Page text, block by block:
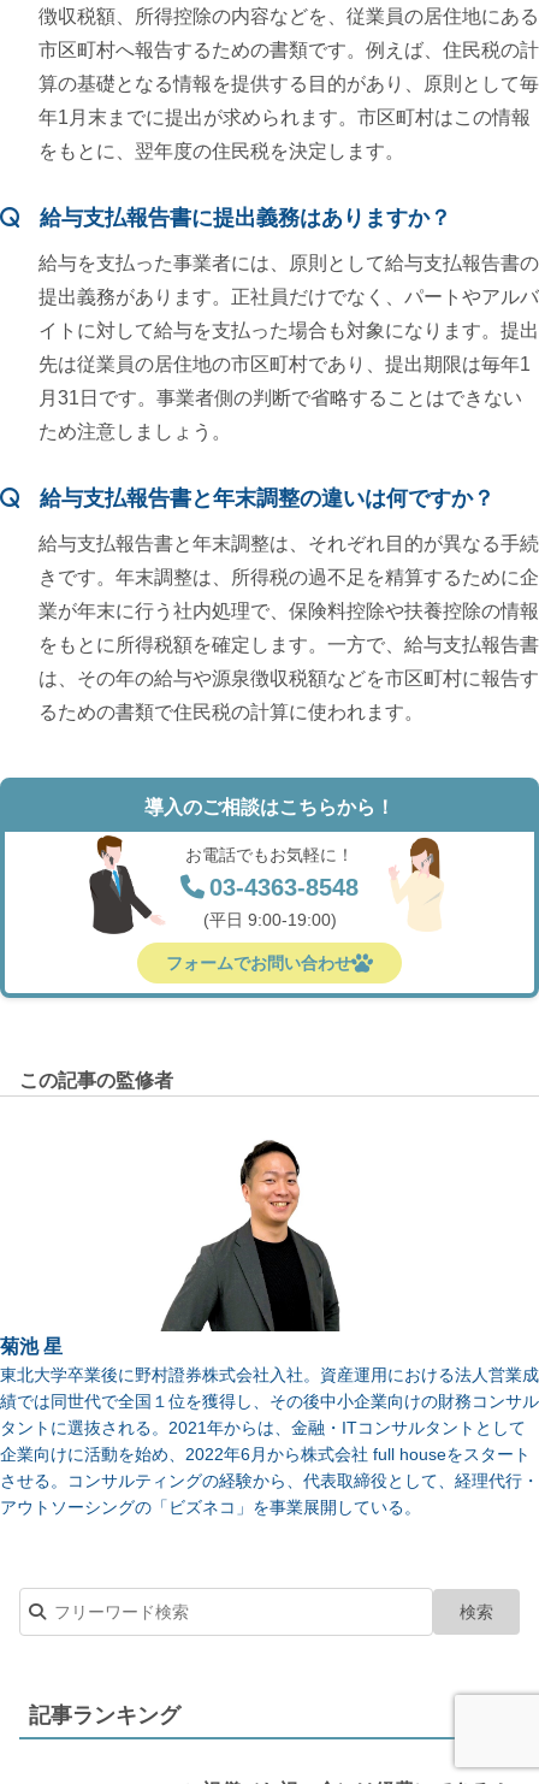
徴収税額、所得控除の内容などを、従業員の居住地にある
市区町村へ報告するための書類です。例えば、住民税の計
算の基礎となる情報を提供する目的があり、原則として毎
年1月末までに提出が求められます。市区町村はこの情報
をもとに、翌年度の住民税を決定します。
給与支払報告書に提出義務はありますか？
給与を支払った事業者には、原則として給与支払報告書の
提出義務があります。正社員だけでなく、パートやアルバ
イトに対して給与を支払った場合も対象になります。提出
先は従業員の居住地の市区町村であり、提出期限は毎年1
月31日です。事業者側の判断で省略することはできない
ため注意しましょう。
給与支払報告書と年末調整の違いは何ですか？
給与支払報告書と年末調整は、それぞれ目的が異なる手続
きです。年末調整は、所得税の過不足を精算するために企
業が年末に行う社内処理で、保険料控除や扶養控除の情報
をもとに所得税額を確定します。一方で、給与支払報告書
は、その年の給与や源泉徴収税額などを市区町村に報告す
るための書類で住民税の計算に使われます。
導入のご相談はこちらから！
お電話でもお気軽に！
03-4363-8548
(平日 9:00-19:00)
フォームでお問い合わせ
この記事の監修者
菊池 星
東北大学卒業後に野村證券株式会社入社。資産運用における法人営業成
績では同世代で全国１位を獲得し、その後中小企業向けの財務コンサル
タントに選抜される。2021年からは、金融・ITコンサルタントとして
企業向けに活動を始め、2022年6月から株式会社 full houseをスタート
させる。コンサルティングの経験から、代表取締役として、経理代行・
アウトソーシングの「ビズネコ」を事業展開している。
記事ランキング